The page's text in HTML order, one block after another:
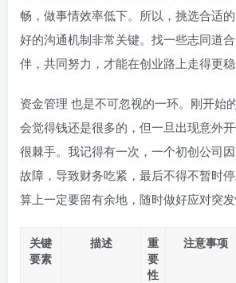
畅，做事情效率低下。所以，挑选合适
好的沟通机制非常关键。找一些志同道
伴，共同努力，才能在创业路上走得更稳
资金管理 也是不可忽视的一环。刚开始
会觉得钱还是很多的，但一旦出现意外
很棘手。我记得有一次，一个初创公司
故障，导致财务吃紧，最后不得不暂时
算上一定要留有余地，随时做好应对突发
关键
要素
描述
重
要
性
注意事项